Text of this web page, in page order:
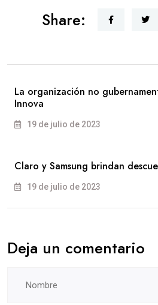
Share:
La organización no
Innova
19 de julio de 2023
Claro y Samsung brindan
19 de julio de 2023
Deja un comentario